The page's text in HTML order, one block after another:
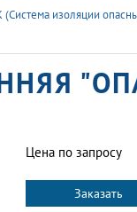
изоляции
Цена по запросу
Заказать